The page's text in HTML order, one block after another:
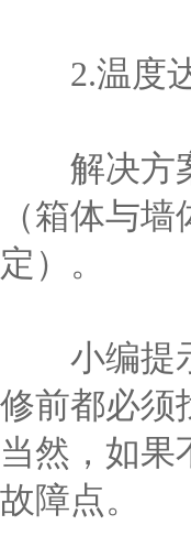
2.温度达
解决方案
（箱体与
定）。
小编提示
修前都必须
当然，如果
故障点。